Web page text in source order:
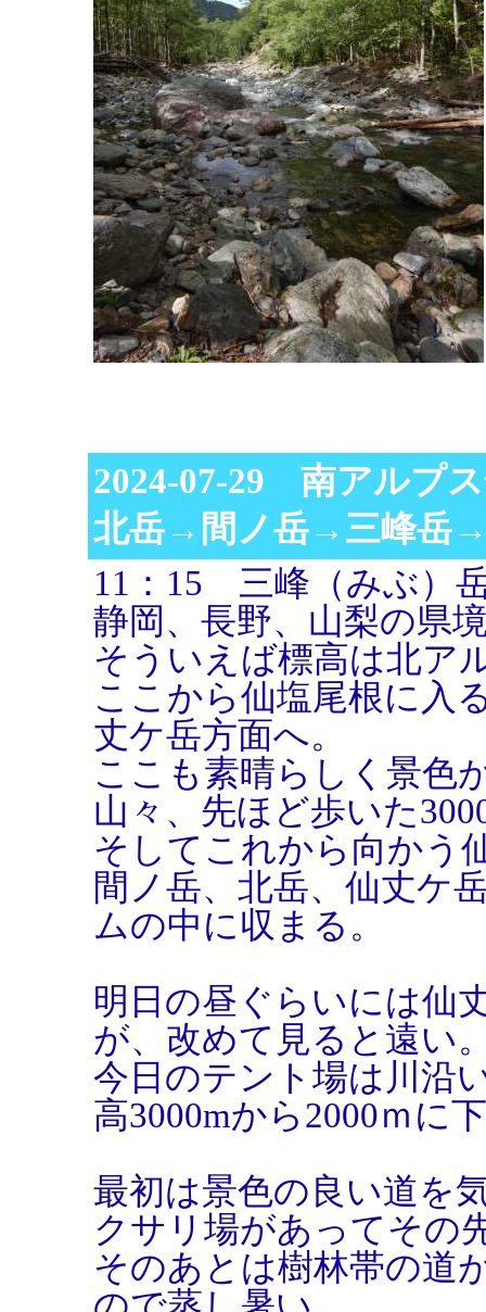
2024-07-29 南アルプ
北岳→間ノ岳→三峰岳→
11：15 三峰（みぶ）
静岡、長野、山梨の県
そういえば標高は北ア
ここから仙塩尾根に入
丈ケ岳方面へ。
ここも素晴らしく景色
山々、先ほど歩いた
そしてこれから向かう
間ノ岳、北岳、仙丈ケ
ムの中に収まる。
明日の昼ぐらいには仙
が、改めて見ると遠い
今日のテント場は川沿
高3000mから2000ｍに
最初は景色の良い道を
クサリ場があってその
そのあとは樹林帯の道